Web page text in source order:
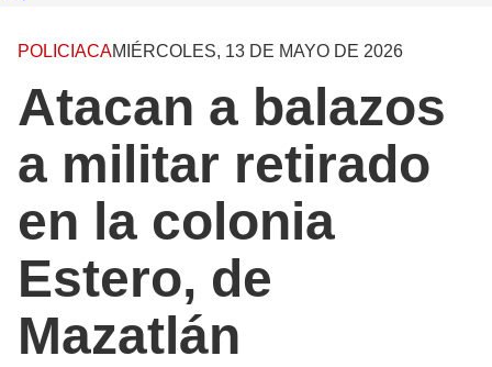
POLICIACAMIÉRCOLES, 13 DE MAYO DE 2026
Atacan a balazos
a militar retirado
en la colonia
Estero, de
Mazatlán